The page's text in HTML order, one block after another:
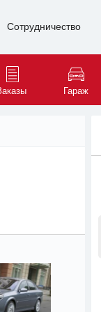
Сотрудничество
Гараж